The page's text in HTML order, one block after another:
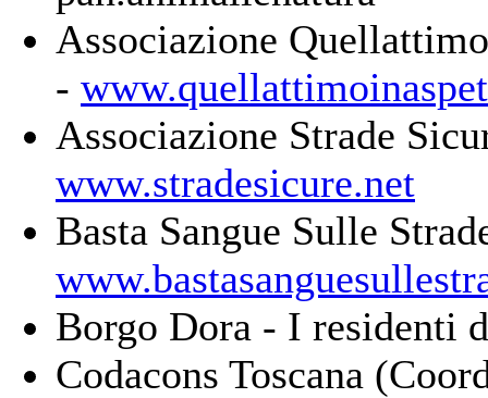
Associazione
-
Associazione Strade
www.stradesicure.net
Basta Sangue Sulle
Borgo Dora - I residenti
Codacons Toscana